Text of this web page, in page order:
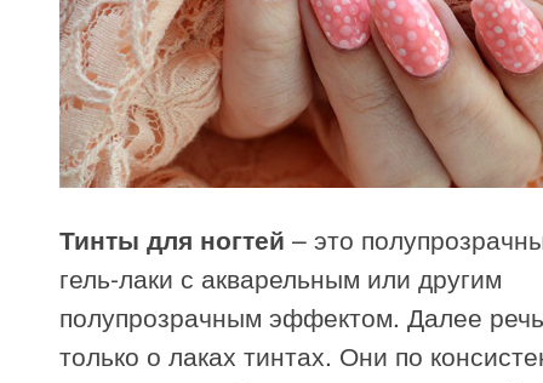
Тинты для ногтей – это
гель-лаки с акварельным или другим
полупрозрачным эффектом. Далее
только о лаках тинтах. Они по